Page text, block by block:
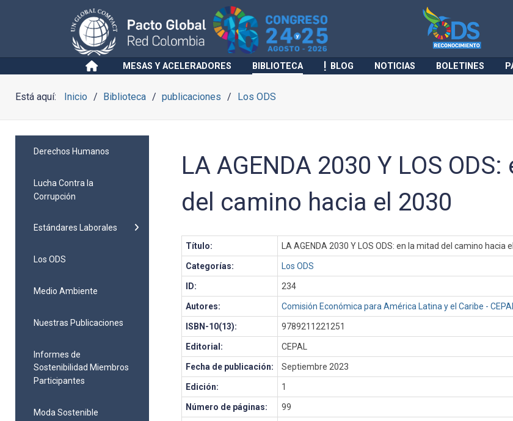
MESAS Y ACELERADORES BIBLIOTECA BLOG NOTICIAS BOLETINES
Está aquí: Inicio Biblioteca publicaciones Los ODS
Derechos Humanos
Lucha Contra la
Corrupción
Estándares Laborales
Los ODS
Medio Ambiente
Nuestras Publicaciones
Informes de
Sostenibilidad Miembros
Participantes
Moda Sostenible
LA AGENDA 2030 Y LOS
del camino hacia el 2030
Título: LA AGENDA 2030 Y LOS ODS: en la mitad del camino hacia
Categorías: Los ODS
ID: 234
Autores: Comisión Económica para América Latina y el Caribe -
ISBN-10(13): 9789211221251
Editorial: CEPAL
Fecha de publicación: Septiembre 2023
Edición: 1
Número de páginas: 99